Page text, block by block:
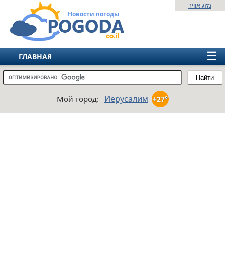
Новости погоды
Найти
מזג אוויר
☰
ГЛАВНАЯ
ИЗРАИЛЬ
ЕВРОПА
Мой город: Иерусалим +27°